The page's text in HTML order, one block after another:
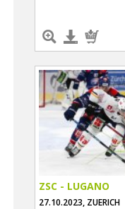
ZSC - LUGANO
27.10.2023, ZUERICH